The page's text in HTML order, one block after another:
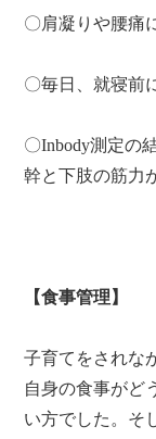
〇肩凝りや腰痛
〇毎日、就寝前
〇Inbody測定の
幹と下肢の筋力
【食事管理】
子育てをされな
自身の食事がど
い方でした。そ